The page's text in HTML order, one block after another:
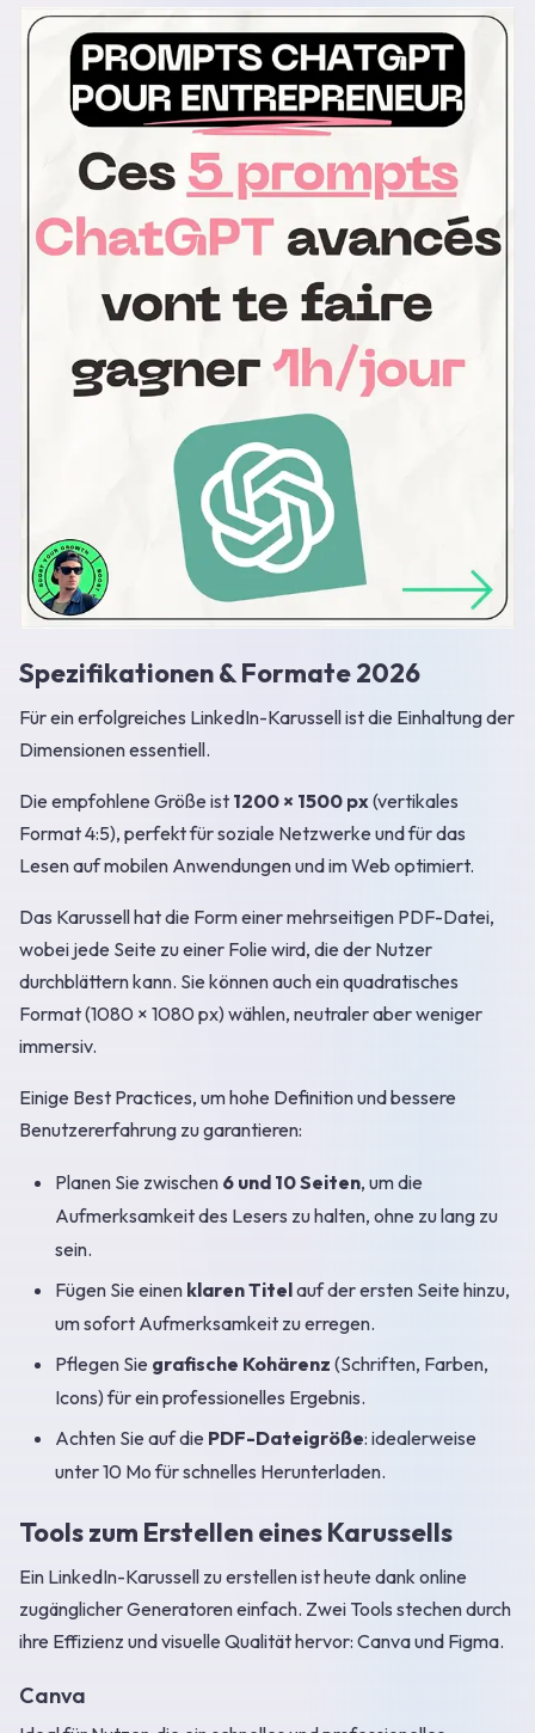
Spezifikationen & Formate 2026
Für ein erfolgreiches LinkedIn-Karussell ist die Einhaltung der
Dimensionen essentiell.
Die empfohlene Größe ist 1200 × 1500 px(vertikales
Format 4:5), perfekt für soziale Netzwerke und für das
Lesen auf mobilen Anwendungen und im Web optimiert.
Das Karussell hat die Form einer mehrseitigen PDF-Datei,
wobei jede Seite zu einer Folie wird, die der Nutzer
durchblättern kann. Sie können auch ein quadratisches
Format (1080 × 1080 px) wählen, neutraler aber weniger
immersiv.
Einige Best Practices, um hohe Definition und bessere
Benutzererfahrung zu garantieren:
Planen Sie zwischen 6 und 10 Seiten, um die
Aufmerksamkeit des Lesers zu halten, ohne zu lang zu
sein.
Fügen Sie einen klaren Titelauf der ersten Seite hinzu,
um sofort Aufmerksamkeit zu erregen.
Pflegen Sie grafische Kohärenz (Schriften, Farben,
Icons) für ein professionelles Ergebnis.
Achten Sie auf die PDF-Dateigröße: idealerweise
unter 10 Mo für schnelles Herunterladen.
Tools zum Erstellen eines Karussells
Ein LinkedIn-Karussell zu erstellen ist heute dank online
zugänglicher Generatoren einfach. Zwei Tools stechen durch
ihre Effizienz und visuelle Qualität hervor: Canva und Figma.
Canva